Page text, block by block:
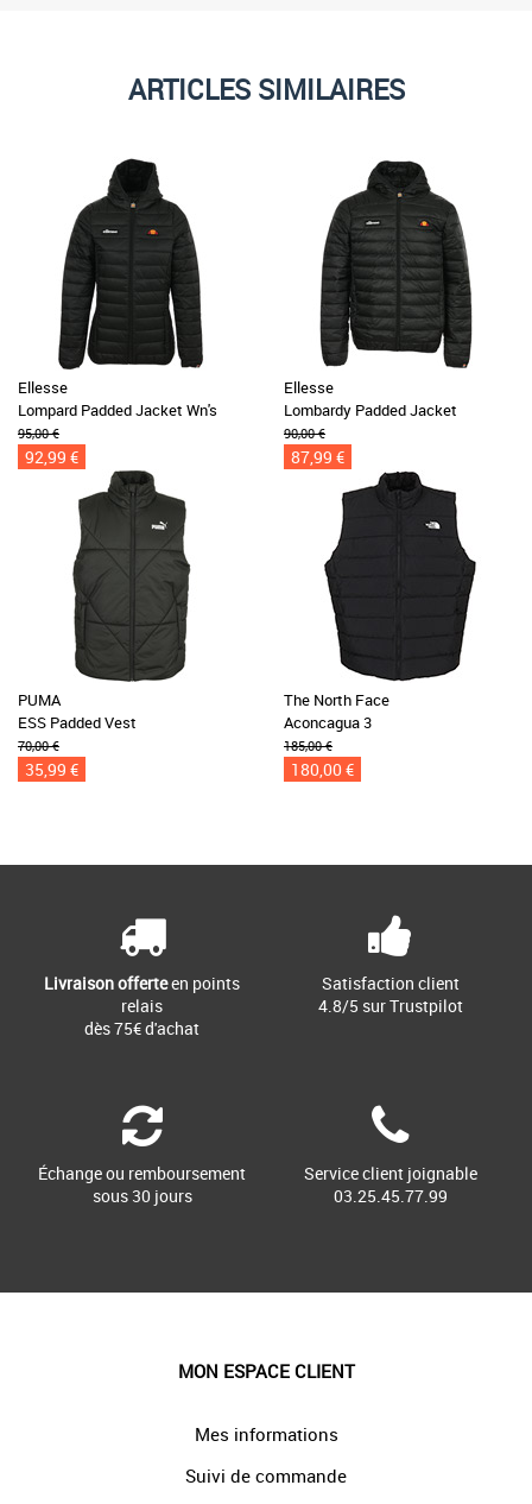
ARTICLES SIMILAIRES
Ellesse
Lompard Padded Jacket Wn's
95,00 €
92,99 €
Ellesse
Lombardy Padded Jacket
90,00 €
87,99 €
PUMA
ESS Padded Vest
70,00 €
35,99 €
The North Face
Aconcagua 3
185,00 €
180,00 €
Livraison offerteen points
relais
dès 75€ d'achat
Satisfaction client
4.8/5 sur Trustpilot
Échange ou remboursement
sous 30 jours
Service client joignable
03.25.45.77.99
MON ESPACE CLIENT
Mes informations
Suivi de commande